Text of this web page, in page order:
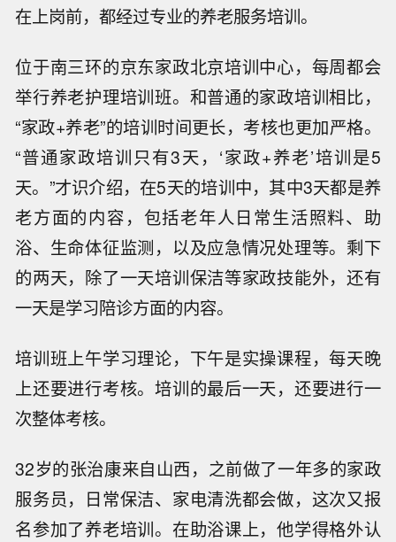
在上岗前，都经过专业的养老服务培训。
位于南三环的京东家政北京培训中心，每周都会
举行养老护理培训班。和普通的家政培训相比，
“家政+养老”的培训时间更长，考核也更加严格。
“普通家政培训只有3天，‘家政+养老’培训是5
天。”才识介绍，在5天的培训中，其中3天都是养
老方面的内容，包括老年人日常生活照料、助
浴、生命体征监测，以及应急情况处理等。剩下
的两天，除了一天培训保洁等家政技能外，还有
一天是学习陪诊方面的内容。
培训班上午学习理论，下午是实操课程，每天晚
上还要进行考核。培训的最后一天，还要进行一
次整体考核。
32岁的张治康来自山西，之前做了一年多的家政
服务员，日常保洁、家电清洗都会做，这次又报
名参加了养老培训。在助浴课上，他学得格外认